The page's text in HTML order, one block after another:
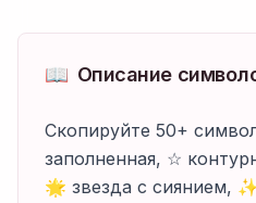
📖 Описание
Скопируйте 50+
заполненная, ☆
🌟 звезда с сиянием,